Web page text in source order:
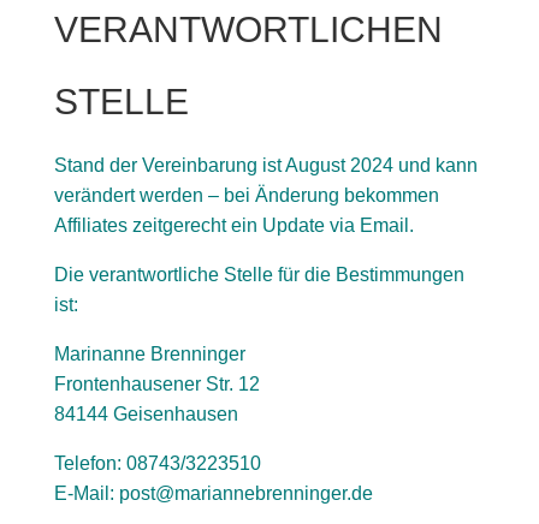
VERANTWORTLICHEN
STELLE
Stand der Vereinbarung ist August 2024 und kann
verändert werden – bei Änderung bekommen
Affiliates zeitgerecht ein Update via Email.
Die verantwortliche Stelle für die Bestimmungen
ist:
Marinanne Brenninger
Frontenhausener Str. 12
84144 Geisenhausen
Telefon: 08743/3223510
E-Mail: post@mariannebrenninger.de